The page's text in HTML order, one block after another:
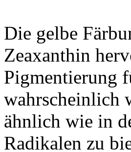
Die gelbe
Zeaxanthin
Pigmentierung
wahrscheinlich
ähnlich wie in
Radikalen zu